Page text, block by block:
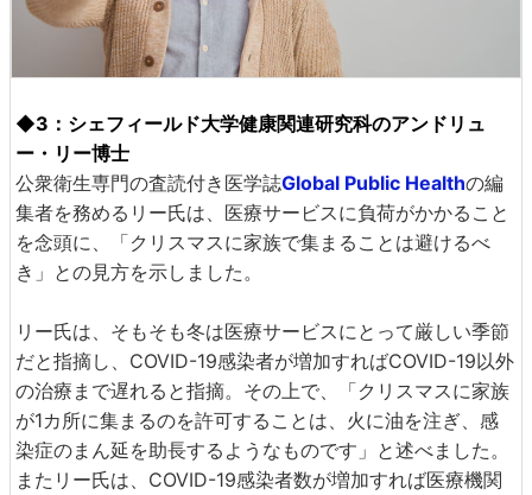
◆3：シェフィールド大学健康関連研究科のアンドリュ
ー・リー博士
公衆衛生専門の査読付き医学誌Global Public Healthの編
集者を務めるリー氏は、医療サービスに負荷がかかること
を念頭に、「クリスマスに家族で集まることは避けるべ
き」との見方を示しました。
リー氏は、そもそも冬は医療サービスにとって厳しい季節
だと指摘し、COVID-19感染者が増加すればCOVID-19以外
の治療まで遅れると指摘。その上で、「クリスマスに家族
が1カ所に集まるのを許可することは、火に油を注ぎ、感
染症のまん延を助長するようなものです」と述べました。
またリー氏は、COVID-19感染者数が増加すれば医療機関